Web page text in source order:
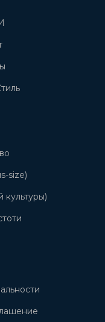
size)
культуры)